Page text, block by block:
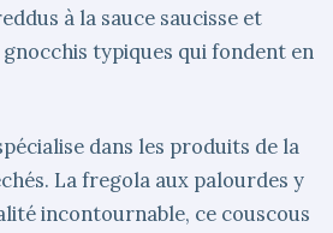
à la sauce saucisse et
typiques qui fondent en
dans les produits de la
La fregola aux palourdes y
incontournable, ce couscous